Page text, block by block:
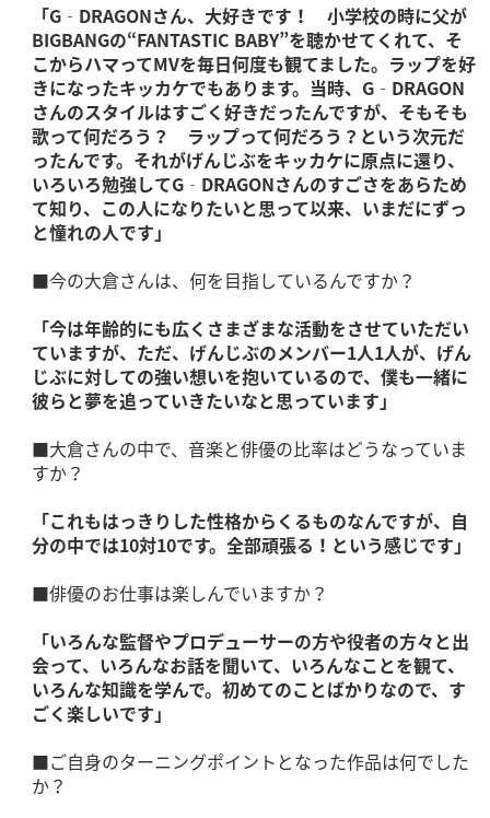
「G‐DRAGONさん、大好きです！ 小学校の時に父が
BIGBANGの“FANTASTIC BABY”を聴かせてくれて、そ
こからハマってMVを毎日何度も観てました。ラップを好
きになったキッカケでもあります。当時、G‐DRAGON
さんのスタイルはすごく好きだったんですが、そもそも
歌って何だろう？ ラップって何だろう？という次元だ
ったんです。それがげんじぶをキッカケに原点に還り、
いろいろ勉強してG‐DRAGONさんのすごさをあらため
て知り、この人になりたいと思って以来、いまだにずっ
と憧れの人です」
■今の大倉さんは、何を目指しているんですか？
「今は年齢的にも広くさまざまな活動をさせていただい
ていますが、ただ、げんじぶのメンバー1人1人が、げん
じぶに対しての強い想いを抱いているので、僕も一緒に
彼らと夢を追っていきたいなと思っています」
■大倉さんの中で、音楽と俳優の比率はどうなっていま
すか？
「これもはっきりした性格からくるものなんですが、自
分の中では10対10です。全部頑張る！という感じです」
■俳優のお仕事は楽しんでいますか？
「いろんな監督やプロデューサーの方や役者の方々と出
会って、いろんなお話を聞いて、いろんなことを観て、
いろんな知識を学んで。初めてのことばかりなので、す
ごく楽しいです」
■ご自身のターニングポイントとなった作品は何でした
か？